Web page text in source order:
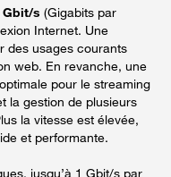
Gbit/s (Gigabits par
Internet. Une
des usages courants
web. En revanche, une
pour le streaming
la gestion de plusieurs
la vitesse est élevée,
et performante.
jusqu’à 1 Gbit/s par